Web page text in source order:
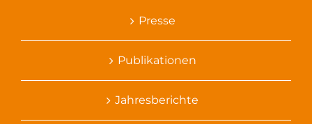
Presse
Publikationen
Jahresberichte